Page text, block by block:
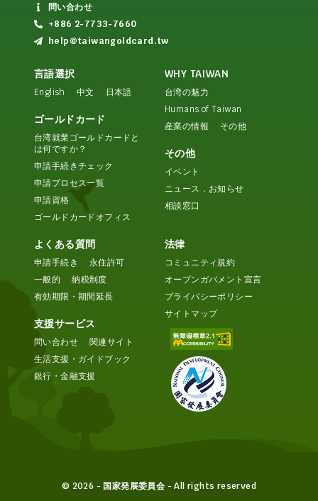
問い合わせ
+886 2-7733-7660
help@taiwangoldcard.tw
言語選択
English 中文 日本語
ゴールドカード
台湾就業ゴールドカードと
は何ですか？
申請手続きチェック
申請プロセス一覧
申請資格
ゴールドカードオフィス
WHY TAIWAN
台湾の魅力
Humans of Taiwan
産業の情報
その他
その他
イベント
ニュース．お知らせ
相談窓口
よくある質問
申請手続き
永住許可
一般的
納税制度
有効期限・期間延長
支援サービス
問い合わせ
関連サイト
生活支援・ガイドブック
銀行・金融支援
法律
コミュニティ規約
オープンガバメント宣言
プライバシーポリシー
サイトマップ
© 2026 - 国家発展委員会 - All rights reserved